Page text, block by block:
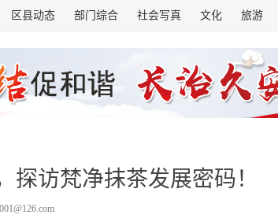
区县动态 部门综合 社会写真 文化 旅游
探访梵净抹茶发展密码！